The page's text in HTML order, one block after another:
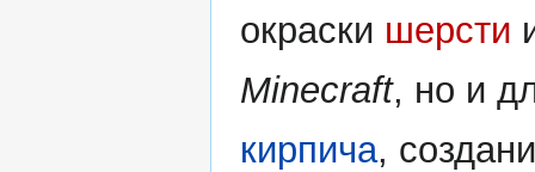
окраски шерсти
Minecraft, но и
кирпича,